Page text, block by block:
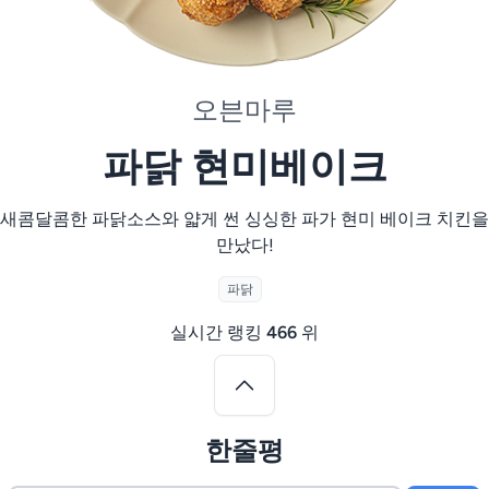
오븐마루
파닭 현미베이크
새콤달콤한 파닭소스와 얇게 썬 싱싱한 파가 현미 베이크 치킨을
만났다!
파닭
실시간 랭킹 466 위
한줄평